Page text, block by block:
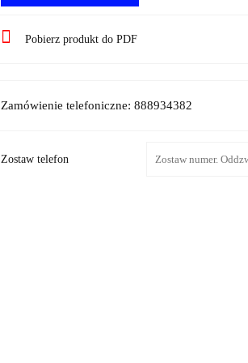
Pobierz produkt do PDF
Zamówienie telefoniczne: 888934382
Zostaw telefon